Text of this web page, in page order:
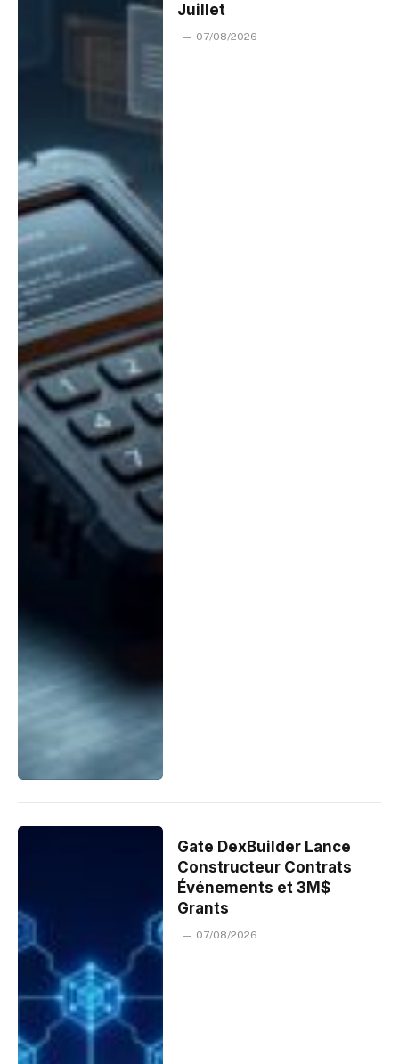
Juillet
07/08/2026
Gate DexBuilder Lance
Constructeur Contrats
Événements et 3M$
Grants
07/08/2026